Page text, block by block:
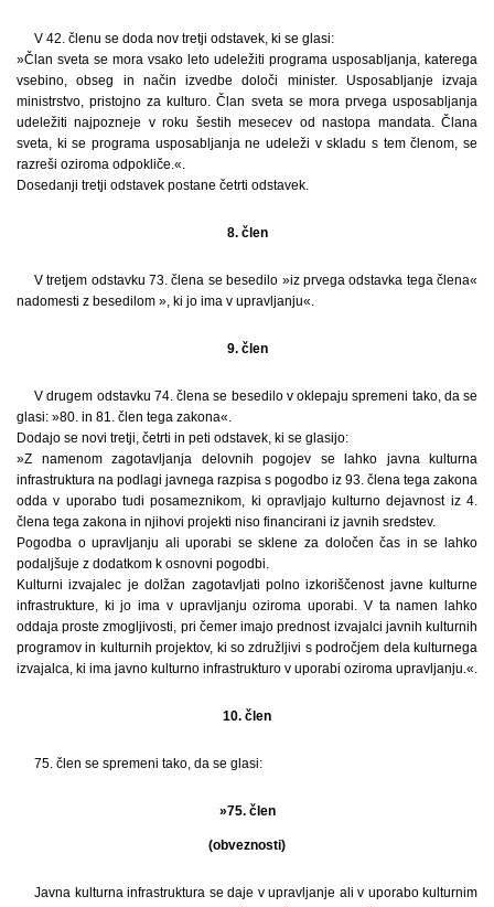
V 42. členu se doda nov tretji odstavek, ki se glasi:
»Član sveta se mora vsako leto udeležiti programa usposabljanja, katerega
vsebino, obseg in način izvedbe določi minister. Usposabljanje izvaja
ministrstvo, pristojno za kulturo. Član sveta se mora prvega usposabljanja
udeležiti najpozneje v roku šestih mesecev od nastopa mandata. Člana
sveta, ki se programa usposabljanja ne udeleži v skladu s tem členom, se
razreši oziroma odpokliče.«.
Dosedanji tretji odstavek postane četrti odstavek.
8. člen
V tretjem odstavku 73. člena se besedilo »iz prvega odstavka tega člena«
nadomesti z besedilom », ki jo ima v upravljanju«.
9. člen
V drugem odstavku 74. člena se besedilo v oklepaju spremeni tako, da se
glasi: »80. in 81. člen tega zakona«.
Dodajo se novi tretji, četrti in peti odstavek, ki se glasijo:
»Z namenom zagotavljanja delovnih pogojev se lahko javna kulturna
infrastruktura na podlagi javnega razpisa s pogodbo iz 93. člena tega zakona
odda v uporabo tudi posameznikom, ki opravljajo kulturno dejavnost iz 4.
člena tega zakona in njihovi projekti niso financirani iz javnih sredstev.
Pogodba o upravljanju ali uporabi se sklene za določen čas in se lahko
podaljšuje z dodatkom k osnovni pogodbi.
Kulturni izvajalec je dolžan zagotavljati polno izkoriščenost javne kulturne
infrastrukture, ki jo ima v upravljanju oziroma uporabi. V ta namen lahko
oddaja proste zmogljivosti, pri čemer imajo prednost izvajalci javnih kulturnih
programov in kulturnih projektov, ki so združljivi s področjem dela kulturnega
izvajalca, ki ima javno kulturno infrastrukturo v uporabi oziroma upravljanju.«.
10. člen
75. člen se spremeni tako, da se glasi:
»75. člen
(obveznosti)
Javna kulturna infrastruktura se daje v upravljanje ali v uporabo kulturnim